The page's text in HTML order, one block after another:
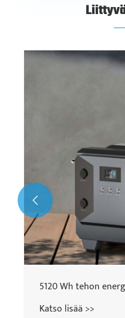
5120 Wh tehon
Katso lisää >>
